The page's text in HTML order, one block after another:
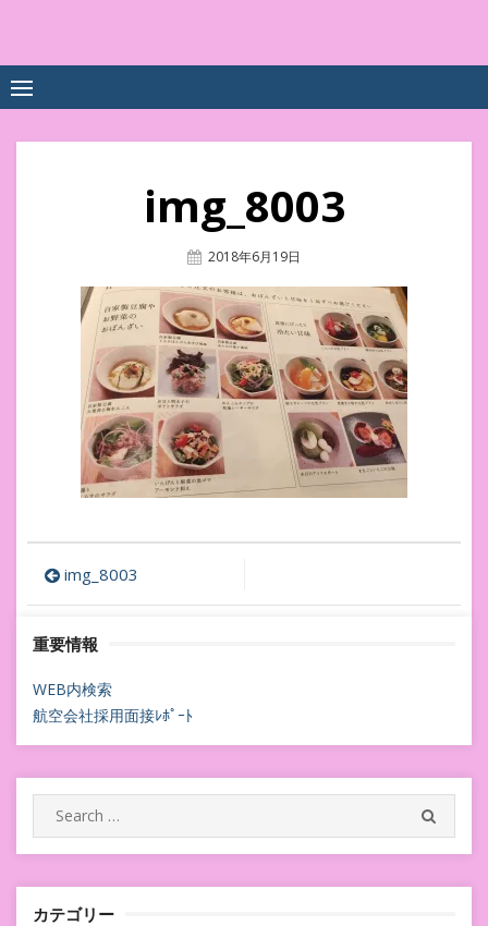
content
数UPｽｸｰﾙ
img_8003
Posted
2018年6月19日
投
稿
ナ
ビ
ゲ
ー
シ
ョ
ン
img_8003
重要情報
WEB内検索
航空会社採用面接ﾚﾎﾟｰﾄ
Search
for:
カテゴリー